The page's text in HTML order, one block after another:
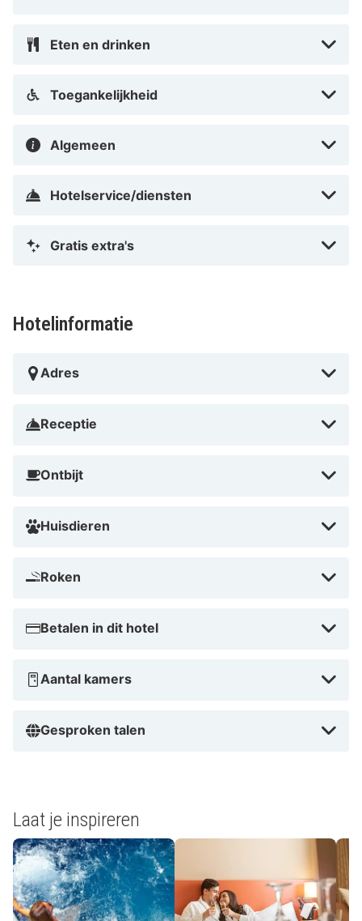
Eten en drinken
Toegankelijkheid
Algemeen
Hotelservice/diensten
Gratis extra's
Hotelinformatie
Adres
Receptie
Ontbijt
Huisdieren
Roken
Betalen in dit hotel
Aantal kamers
Gesproken talen
Laat je inspireren